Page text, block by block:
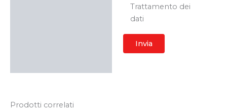
Trattamento dei
dati
Prodotti correlati